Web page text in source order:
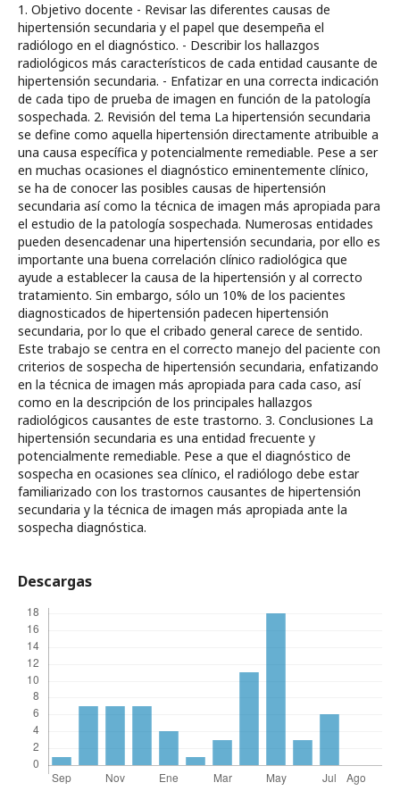
1. Objetivo docente - Revisar las diferentes causas de
hipertensión secundaria y el papel que desempeña el
radiólogo en el diagnóstico. - Describir los hallazgos
radiológicos más característicos de cada entidad causante de
hipertensión secundaria. - Enfatizar en una correcta indicación
de cada tipo de prueba de imagen en función de la patología
sospechada. 2. Revisión del tema La hipertensión secundaria
se define como aquella hipertensión directamente atribuible a
una causa específica y potencialmente remediable. Pese a ser
en muchas ocasiones el diagnóstico eminentemente clínico,
se ha de conocer las posibles causas de hipertensión
secundaria así como la técnica de imagen más apropiada para
el estudio de la patología sospechada. Numerosas entidades
pueden desencadenar una hipertensión secundaria, por ello es
importante una buena correlación clínico radiológica que
ayude a establecer la causa de la hipertensión y al correcto
tratamiento. Sin embargo, sólo un 10% de los pacientes
diagnosticados de hipertensión padecen hipertensión
secundaria, por lo que el cribado general carece de sentido.
Este trabajo se centra en el correcto manejo del paciente con
criterios de sospecha de hipertensión secundaria, enfatizando
en la técnica de imagen más apropiada para cada caso, así
como en la descripción de los principales hallazgos
radiológicos causantes de este trastorno. 3. Conclusiones La
hipertensión secundaria es una entidad frecuente y
potencialmente remediable. Pese a que el diagnóstico de
sospecha en ocasiones sea clínico, el radiólogo debe estar
familiarizado con los trastornos causantes de hipertensión
secundaria y la técnica de imagen más apropiada ante la
sospecha diagnóstica.
Descargas